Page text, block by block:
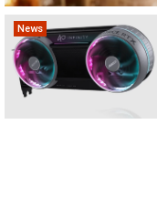
News